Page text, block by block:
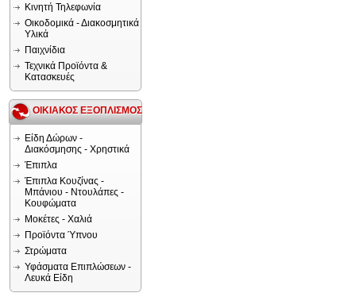
Κινητή Τηλεφωνία
Οικοδομικά - Διακοσμητικά
Υλικά
Παιχνίδια
Τεχνικά Προϊόντα &
Κατασκευές
ΟΙΚΙΑΚΟΣ ΕΞΟΠΛΙΣΜΟΣ
Είδη Δώρων -
Διακόσμησης - Χρηστικά
Έπιπλα
Έπιπλα Κουζίνας -
Μπάνιου - Ντουλάπες -
Κουφώματα
Μοκέτες - Χαλιά
Προϊόντα Ύπνου
Στρώματα
Υφάσματα Επιπλώσεων -
Λευκά Είδη